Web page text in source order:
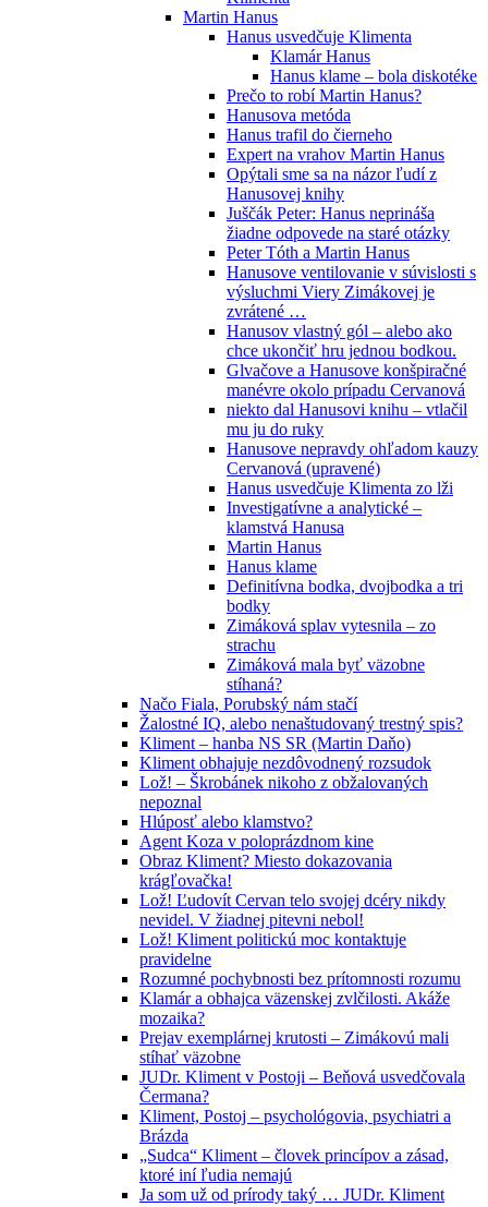
Martin Hanus
Hanus usvedčuje Klimenta
Klamár Hanus
Hanus klame – bola diskotéke
Prečo to robí Martin Hanus?
Hanusova metóda
Hanus trafil do čierneho
Expert na vrahov Martin Hanus
Opýtali sme sa na názor ľudí z
Hanusovej knihy
Juščák Peter: Hanus neprináša
žiadne odpovede na staré otázky
Peter Tóth a Martin Hanus
Hanusove ventilovanie v súvislosti s
výsluchmi Viery Zimákovej je
zvrátené …
Hanusov vlastný gól – alebo ako
chce ukončiť hru jednou bodkou.
Glvačove a Hanusove konšpiračné
manévre okolo prípadu Cervanová
niekto dal Hanusovi knihu – vtlačil
mu ju do ruky
Hanusove nepravdy ohľadom kauzy
Cervanová (upravené)
Hanus usvedčuje Klimenta zo lži
Investigatívne a analytické –
klamstvá Hanusa
Martin Hanus
Hanus klame
Definitívna bodka, dvojbodka a tri
bodky
Zimáková splav vytesnila – zo
strachu
Zimáková mala byť väzobne
stíhaná?
Načo Fiala, Porubský nám stačí
Žalostné IQ, alebo nenaštudovaný trestný spis?
Kliment – hanba NS SR (Martin Daňo)
Kliment obhajuje nezdôvodnený rozsudok
Lož! – Škrobánek nikoho z obžalovaných
nepoznal
Hlúposť alebo klamstvo?
Agent Koza v poloprázdnom kine
Obraz Kliment? Miesto dokazovania
krágľovačka!
Lož! Ľudovít Cervan telo svojej dcéry nikdy
nevidel. V žiadnej pitevni nebol!
Lož! Kliment politickú moc kontaktuje
pravidelne
Rozumné pochybnosti bez prítomnosti rozumu
Klamár a obhajca väzenskej zvlčilosti. Akáže
mozaika?
Prejav exemplárnej krutosti – Zimákovú mali
stíhať väzobne
JUDr. Kliment v Postoji – Beňová usvedčovala
Čermana?
Kliment, Postoj – psychológovia, psychiatri a
Brázda
„Sudca“ Kliment – človek princípov a zásad,
ktoré iní ľudia nemajú
Ja som už od prírody taký … JUDr. Kliment